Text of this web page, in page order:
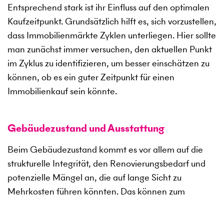
Entsprechend stark ist ihr Einfluss auf den optimalen
Kaufzeitpunkt. Grundsätzlich hilft es, sich vorzustellen,
dass Immobilienmärkte Zyklen unterliegen. Hier sollte
man zunächst immer versuchen, den aktuellen Punkt
im Zyklus zu identifizieren, um besser einschätzen zu
können, ob es ein guter Zeitpunkt für einen
Immobilienkauf sein könnte.
Gebäudezustand und Ausstattung
Beim Gebäudezustand kommt es vor allem auf die
strukturelle Integrität, den Renovierungsbedarf und
potenzielle Mängel an, die auf lange Sicht zu
Mehrkosten führen könnten. Das können zum